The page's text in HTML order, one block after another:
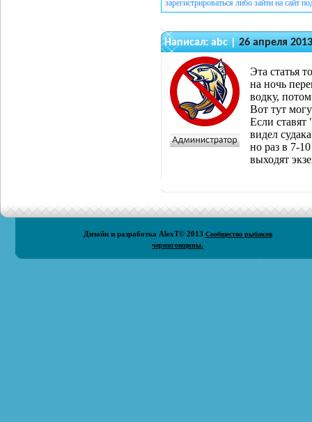
зарегистрироваться либо зайти на сайт
Написал:abc|26 апреля
Эта статья
на ночь
водку,
Вот тут
Если
видел
но раз в 7-
выходят
Дизайн и разработка AlexT© 2013 Сообщество рыбаков
черниговщины.